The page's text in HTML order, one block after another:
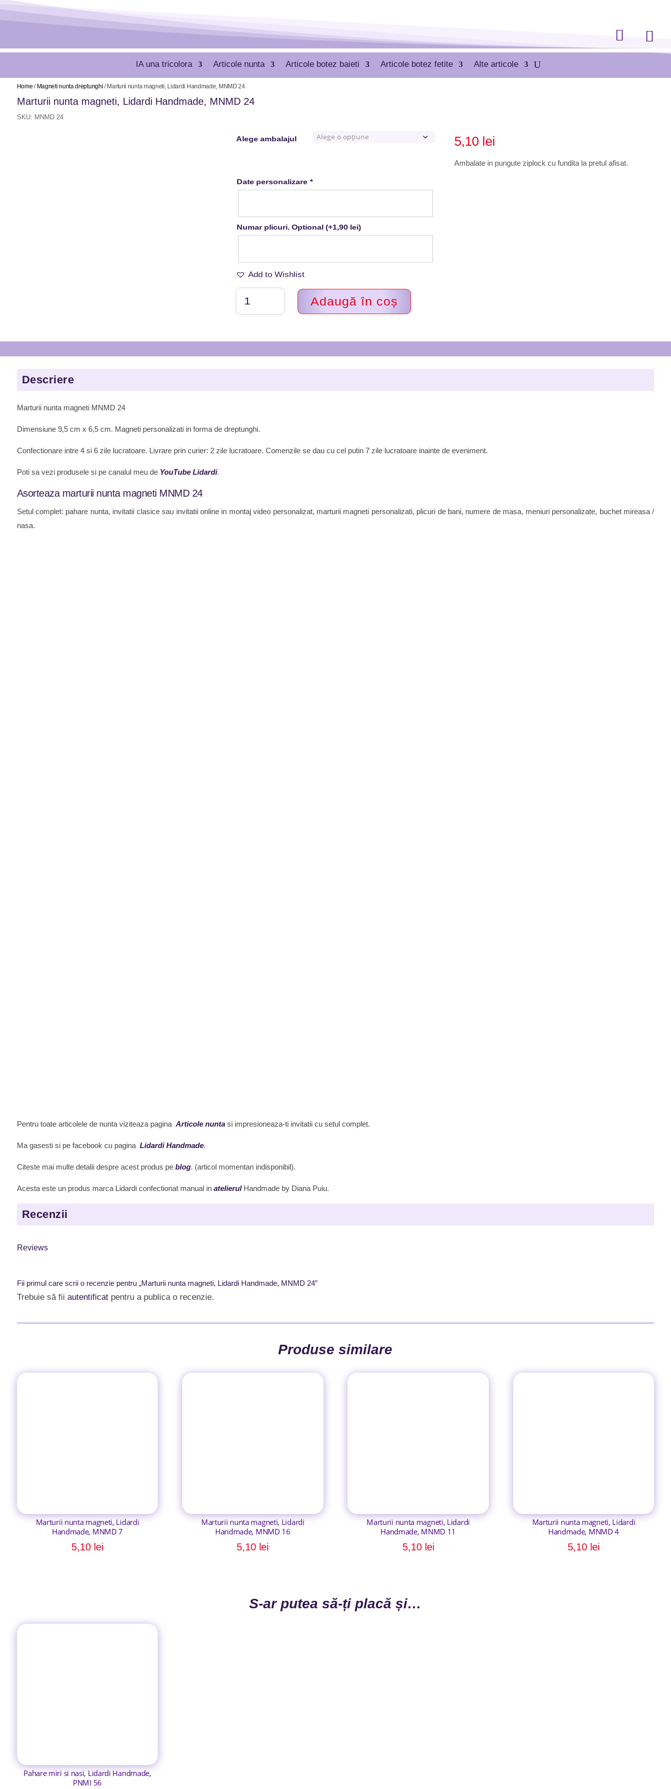
 
IA una tricolora Articole nunta Articole botez baieti Articole botez fetite Alte articole
Home / Magneti nunta dreptunghi / Marturii nunta magneti, Lidardi Handmade, MNMD 24
Marturii nunta magneti, Lidardi Handmade, MNMD 24
SKU: MNMD 24
Alege ambalajul
Date personalizare *
Numar plicuri. Optional (+1,90 lei)
Add to Wishlist
Cantitate
Marturii
Lidardi
Handmade,
Adaugă în coș
5,10 lei
Ambalate in pungute ziplock cu fundita la pretul afisat.
Descriere
Marturii nunta magneti MNMD 24
Dimensiune 9,5 cm x 6,5 cm. Magneti personalizati in forma de dreptunghi.
Confectionare intre 4 si 6 zile lucratoare. Livrare prin curier: 2 zile lucratoare. Comenzile se dau cu cel putin 7 zile lucratoare inainte de eveniment.
Poti sa vezi produsele si pe canalul meu de YouTube Lidardi.
Asorteaza marturii nunta magneti MNMD 24
Setul complet: pahare nunta, invitatii clasice sau invitatii online in montaj video personalizat, marturii magneti personalizati, plicuri de bani, numere de masa, meniuri personalizate, buchet mireasa /
nasa.
Pentru toate articolele de nunta viziteaza pagina Articole nuntasi impresioneaza-ti invitatii cu setul complet.
Ma gasesti si pe facebook cu pagina Lidardi Handmade.
Citeste mai multe detalii despre acest produs pe blog. (articol momentan indisponibil).
Acesta este un produs marca Lidardi confectionat manual in atelierul Handmade by Diana Puiu.
Recenzii
Reviews
Fii primul care scrii o recenzie pentru „Marturii nunta magneti, Lidardi Handmade, MNMD 24”
Trebuie să fii autentificatpentru a publica o recenzie.
Produse similare
Marturii nunta magneti, Lidardi
Handmade, MNMD 7
5,10 lei
Marturii nunta magneti, Lidardi
Handmade, MNMD 16
5,10 lei
Marturii nunta magneti, Lidardi
Handmade, MNMD 11
5,10 lei
Marturii nunta magneti, Lidardi
Handmade, MNMD 4
5,10 lei
S-ar putea să-ți placă și…
Pahare miri si nasi, Lidardi Handmade,
PNMI 56